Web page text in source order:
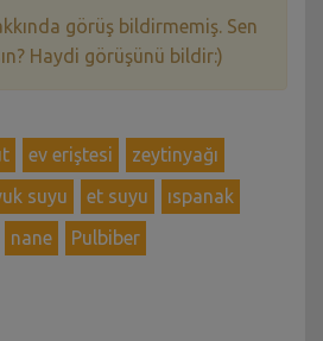
görüş bildirmemiş. Sen
Haydi görüşünü bildir:)
ev eriştesi
zeytinyağı
suyu et suyu
ıspanak
nane Pulbiber